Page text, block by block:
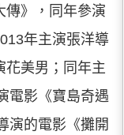
傳》，同年參演
年主演張洋導
花美男；同年主
電影《寶島奇遇
演的電影《攤開